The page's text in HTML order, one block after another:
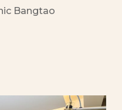
Bangtao